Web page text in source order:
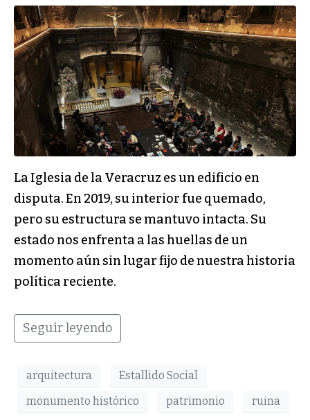
La Iglesia de la Veracruz es un edificio en
disputa. En 2019, su interior fue quemado,
pero su estructura se mantuvo intacta. Su
estado nos enfrenta a las huellas de un
momento aún sin lugar fijo de nuestra historia
política reciente.
Seguir leyendo
arquitectura
Estallido Social
monumento histórico
patrimonio ruina